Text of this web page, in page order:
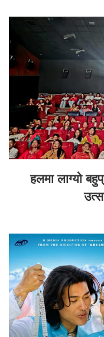
हलमा लाग्यो